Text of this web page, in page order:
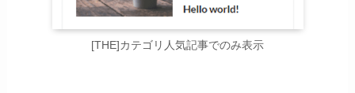
[THE]カテゴリ人気記事でのみ表示